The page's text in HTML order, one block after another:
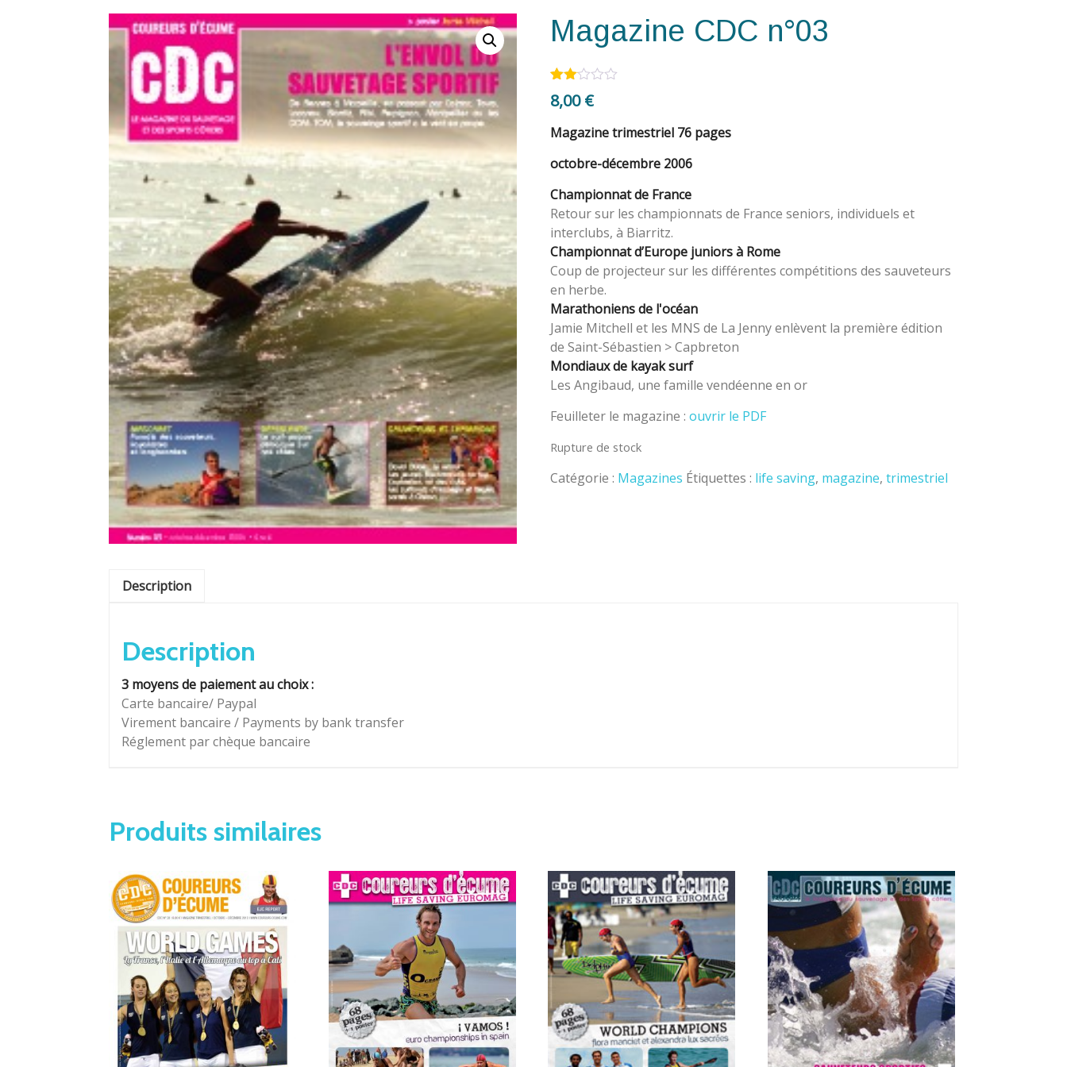
Magazine CDC n°03
Noté
2.00
5
bas
sur
1
ion
client
8,00€
Magazine trimestriel 76 pages
octobre-décembre 2006
Championnat de France
Retour sur les championnats de France seniors, individuels et
interclubs, à Biarritz.
Championnat d’Europe juniors à Rome
Coup de projecteur sur les différentes compétitions des sauveteurs
en herbe.
Marathoniens de l'océan
Jamie Mitchell et les MNS de La Jenny enlèvent la première édition
de Saint-Sébastien > Capbreton
Mondiaux de kayak surf
Les Angibaud, une famille vendéenne en or
Feuilleter le magazine :ouvrir le PDF
Rupture de stock
Catégorie : Magazines Étiquettes : life saving, magazine,trimestriel
Description
Description
3 moyens de paiement au choix :
Carte bancaire/ Paypal
Virement bancaire / Payments by bank transfer
Réglement par chèque bancaire
Produits similaires